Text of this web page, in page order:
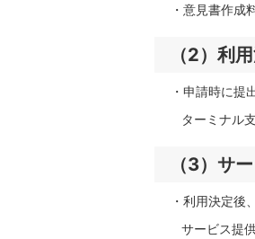
・意見書作成
（2）利
・申請時に提
ターミナル支
（3）サ
・利用決定後
サービス提供